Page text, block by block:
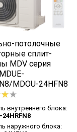
1,45(0,670-
2,027)**
6,2
A++
6,00 (3,2 - 9,0)**
1,50 (0,540 -
потолочные
сплит-
MDV серия
MDOU-24HFN8
внутреннего блока:
24HRFN8
наружного блока: